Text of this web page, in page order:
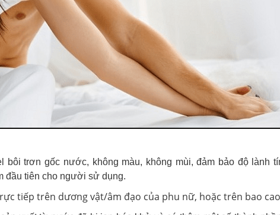
bôi trơn gốc nước, không màu, không mùi, đảm bảo độ lành
đầu tiên cho người sử dụng.
tiếp trên dương vật/âm đạo của phu nữ, hoặc trên bao